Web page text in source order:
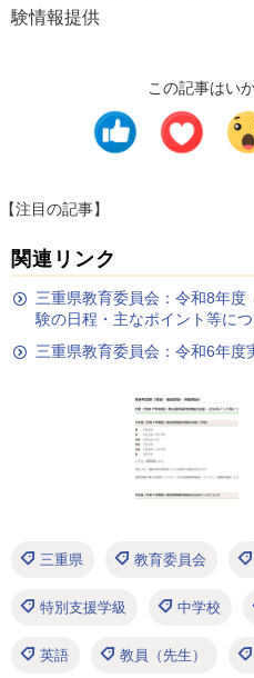
験情報提供
この記事はい
【注目の記事】
関連リンク
三重県教育委員会：令和8年
験の日程・主なポイント等に
三重県教育委員会：令和6年
三重県 教育委員会
特別支援学級 中学校
英語 教員（先生）